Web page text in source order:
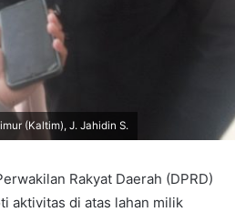
(Kaltim), J. Jahidin S.
Rakyat Daerah (DPRD)
aktivitas di atas lahan milik